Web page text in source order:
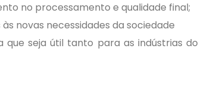
no processamento e qualidade final;
novas necessidades da sociedade
seja útil tanto para as indústrias do